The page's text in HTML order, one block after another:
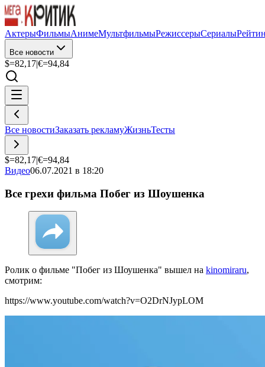
АктерыФильмыАнимеМультфильмыРежиссерыСериалы
Все новости
$=82,17|€=94,84
Все новостиЗаказать рекламуЖизньТесты
$=82,17|€=94,84
Видео06.07.2021 в 18:20
Все грехи фильма Побег из Шоушенка
Ролик о фильме "Побег из Шоушенка" вышел на kinomiraru,
смотрим:
https://www.youtube.com/watch?v=O2DrNJypLOM